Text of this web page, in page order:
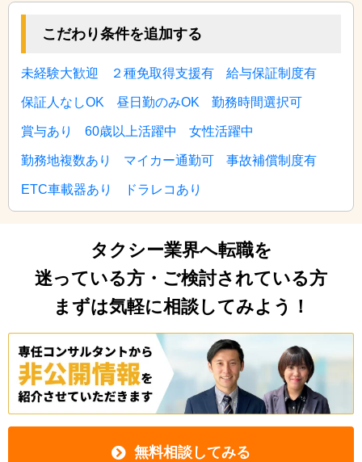
こだわり条件を追加する
未経験大歓迎 ２種免取得支援有 給与保証制度有
保証人なしOK 昼日勤のみOK 勤務時間選択可
賞与あり 60歳以上活躍中 女性活躍中
勤務地複数あり マイカー通勤可 事故補償制度有
ETC車載器あり ドラレコあり
タクシー業界へ転職を
迷っている方・ご検討されている方
まずは気軽に相談してみよう！
無料相談してみる